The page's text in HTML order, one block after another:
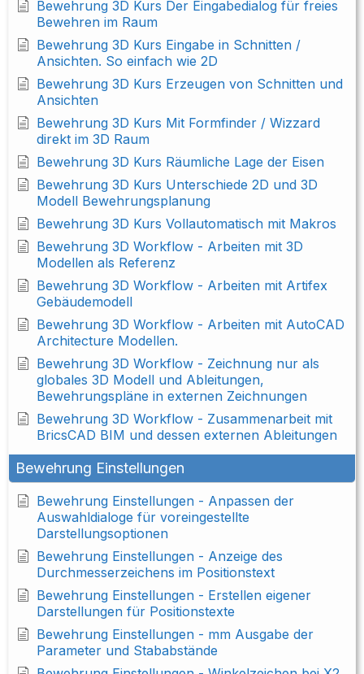
Bewehrung 3D Kurs Der Eingabedialog für freies
Bewehren im Raum
Bewehrung 3D Kurs Eingabe in Schnitten /
Ansichten. So einfach wie 2D
Bewehrung 3D Kurs Erzeugen von Schnitten und
Ansichten
Bewehrung 3D Kurs Mit Formfinder / Wizzard
direkt im 3D Raum
Bewehrung 3D Kurs Räumliche Lage der Eisen
Bewehrung 3D Kurs Unterschiede 2D und 3D
Modell Bewehrungsplanung
Bewehrung 3D Kurs Vollautomatisch mit Makros
Bewehrung 3D Workflow - Arbeiten mit 3D
Modellen als Referenz
Bewehrung 3D Workflow - Arbeiten mit Artifex
Gebäudemodell
Bewehrung 3D Workflow - Arbeiten mit AutoCAD
Architecture Modellen.
Bewehrung 3D Workflow - Zeichnung nur als
globales 3D Modell und Ableitungen,
Bewehrungspläne in externen Zeichnungen
Bewehrung 3D Workflow - Zusammenarbeit mit
BricsCAD BIM und dessen externen Ableitungen
Bewehrung Einstellungen
Bewehrung Einstellungen - Anpassen der
Auswahldialoge für voreingestellte
Darstellungsoptionen
Bewehrung Einstellungen - Anzeige des
Durchmesserzeichens im Positionstext
Bewehrung Einstellungen - Erstellen eigener
Darstellungen für Positionstexte
Bewehrung Einstellungen - mm Ausgabe der
Parameter und Stababstände